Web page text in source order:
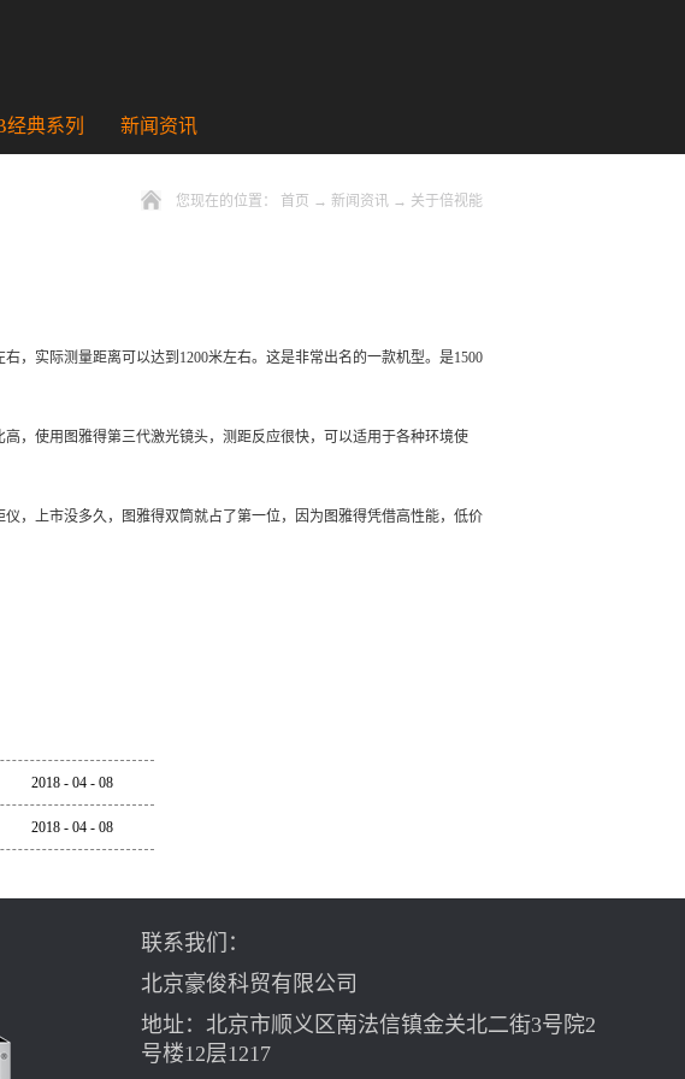
经典系列 新闻资讯
您现在的位置： 首页 → 新闻资讯 → 关于倍视能
，实际测量距离可以达到1200米左右。这是非常出名的一款机型。是1500
，使用图雅得第三代激光镜头，测距反应很快，可以适用于各种环境使
，上市没多久，图雅得双筒就占了第一位，因为图雅得凭借高性能，低价
2018 - 04 - 08
2018 - 04 - 08
联系我们：
北京豪俊科贸有限公司
地址：北京市顺义区南法信镇金关北二街3号院2
号楼12层1217